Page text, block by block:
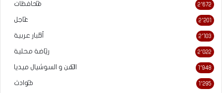
محافظات 2٬672
عاجل 2٬201
أخبار عربية 2٬103
رياضة محلية 2٬022
الفن و السوشيال ميديا 1٬948
حوادث 1٬295